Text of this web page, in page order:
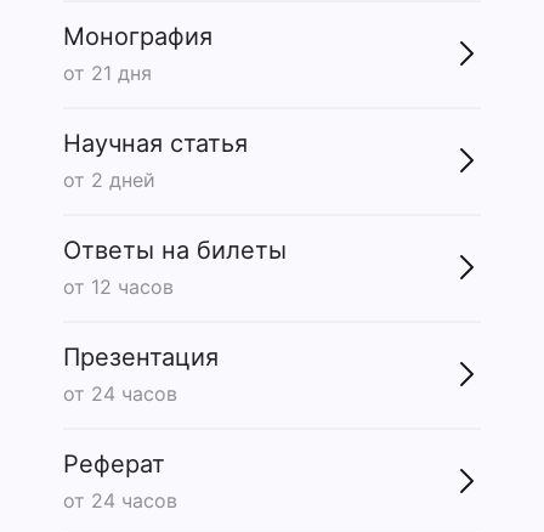
Монография
от 21 дня
Научная статья
от 2 дней
Ответы на билеты
от 12 часов
Презентация
от 24 часов
Реферат
от 24 часов